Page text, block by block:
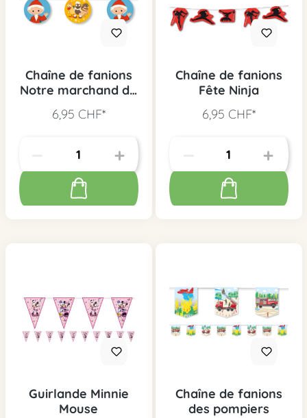
Chaîne de fanions
Notre marchand de
6,95 CHF*
Chaîne de fanions
Fête Ninja
6,95 CHF*
Guirlande Minnie
Mouse
Chaîne de fanions
des pompiers